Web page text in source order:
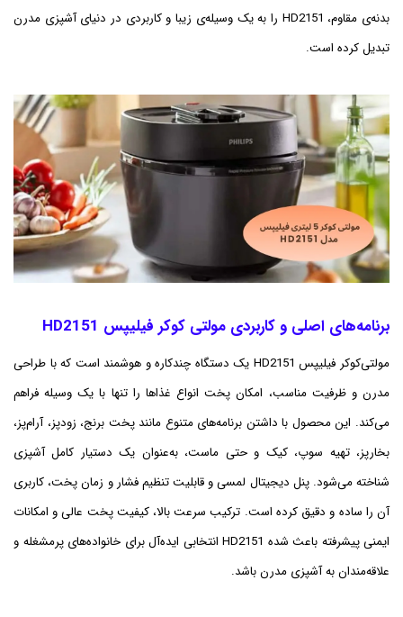
بدنه‌ی مقاوم، HD2151 را به یک وسیله‌ی زیبا و کاربردی در دنیای آشپزی مدرن
تبدیل کرده است.
برنامه‌های اصلی و کاربردی مولتی کوکر فیلیپس HD2151
مولتی‌کوکر فیلیپس HD2151 یک دستگاه چندکاره و هوشمند است که با طراحی
مدرن و ظرفیت مناسب، امکان پخت انواع غذاها را تنها با یک وسیله فراهم
می‌کند. این محصول با داشتن برنامه‌های متنوع مانند پخت برنج، زودپز، آرام‌پز،
بخارپز، تهیه سوپ، کیک و حتی ماست، به‌عنوان یک دستیار کامل آشپزی
شناخته می‌شود. پنل دیجیتال لمسی و قابلیت تنظیم فشار و زمان پخت، کاربری
آن را ساده و دقیق کرده است. ترکیب سرعت بالا، کیفیت پخت عالی و امکانات
ایمنی پیشرفته باعث شده HD2151 انتخابی ایده‌آل برای خانواده‌های پرمشغله و
علاقه‌مندان به آشپزی مدرن باشد.